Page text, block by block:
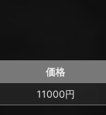
価格
11000円